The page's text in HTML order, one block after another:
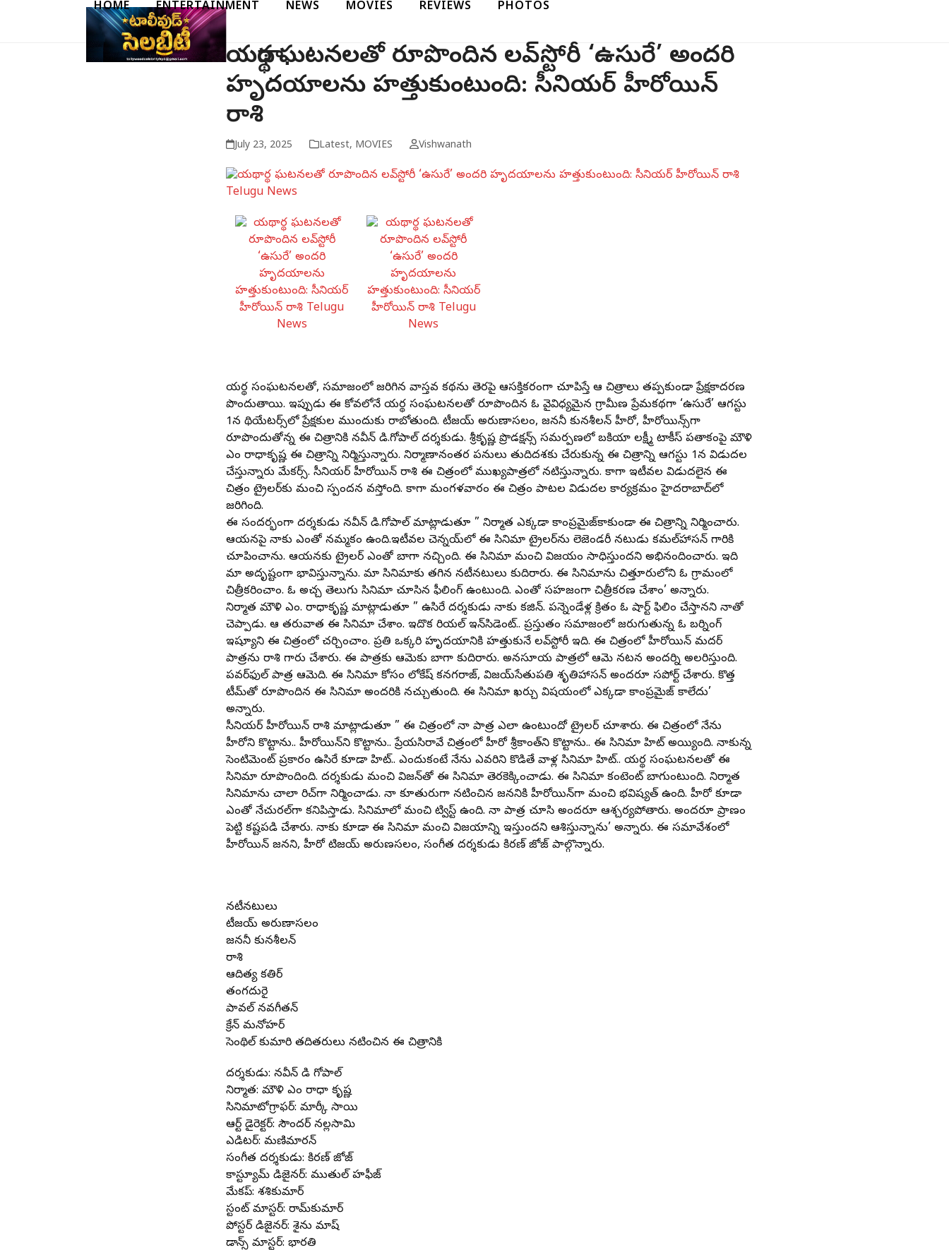
HOME ENTERTAINMENT NEWS MOVIES REVIEWS PHOTOS
యథార్థ ఘటనలతో రూపొందిన లవ్‌స్టోరీ ‘ఉసురే’ అందరి
హృదయాలను హత్తుకుంటుంది: సీనియర్‌ హీరోయిన్‌
రాశి
July 23, 2025 Latest, MOVIES Vishwanath
యదార్థ సంఘటనలతో, సమాజంలో జరిగిన వాస్తవ కథను తెరపై ఆసక్తికరంగా చూపిస్తే ఆ చిత్రాలు తప్పకుండా ప్రేక్షకాదరణ
పొందుతాయి. ఇప్పుడు ఈ కోవలోనే యదార్థ సంఘటనలతో రూపొందిన ఓ వైవిధ్యమైన గ్రామీణ ప్రేమకథగా ‘ఉసురే’ ఆగస్టు
1న థియేటర్స్‌లో ప్రేక్షకుల ముందుకు రాబోతుంది. టీజయ్‌ అరుణాసలం, జననీ కునశీలన్‌ హీరో, హీరోయిన్స్‌గా
రూపొందుతోన్న ఈ చిత్రానికి నవీన్‌ డి.గోపాల్‌ దర్శకుడు. శ్రీకృష్ణ ప్రొడక్షన్స్‌ సమర్పణలో బకియా లక్ష్మీ టాకీస్‌ పతాకంపై మౌళి
ఎం రాధాకృష్ణ ఈ చిత్రాన్ని నిర్మిస్తున్నారు. నిర్మాణానంతర పనులు తుదిదశకు చేరుకున్న ఈ చిత్రాన్ని ఆగస్టు 1న విడుదల
చేస్తున్నారు మేకర్స్‌. సీనియర్‌ హీరోయిన్‌ రాశి ఈ చిత్రంలో ముఖ్యపాత్రలో నటిస్తున్నారు. కాగా ఇటీవల విడుదలైన ఈ
చిత్రం ట్రైలర్‌కు మంచి స్పందన వస్తోంది. కాగా మంగళవారం ఈ చిత్రం పాటల విడుదల కార్యక్రమం హైదరాబాద్‌లో
జరిగింది.
ఈ సందర్భంగా దర్శకుడు నవీన్‌ డి.గోపాల్‌ మాట్లాడుతూ ” నిర్మాత ఎక్కడా కాంప్రమైజ్‌కాకుండా ఈ చిత్రాన్ని నిర్మించారు.
ఆయనపై నాకు ఎంతో నమ్మకం ఉంది.ఇటీవల చెన్నయ్‌లో ఈ సినిమా ట్రైలర్‌ను లెజెండరీ నటుడు కమల్‌హాసన్‌ గారికి
చూపించాను. ఆయనకు ట్రైలర్‌ ఎంతో బాగా నచ్చింది. ఈ సినిమా మంచి విజయం సాధిస్తుందని అభినందించారు. ఇది
మా అదృష్టంగా భావిస్తున్నాను. మా సినిమాకు తగిన నటీనటులు కుదిరారు. ఈ సినిమాను చిత్తూరులోని ఓ గ్రామంలో
చిత్రీకరించాం. ఓ అచ్చ తెలుగు సినిమా చూసిన ఫీలింగ్‌ ఉంటుంది. ఎంతో సహజంగా చిత్రీకరణ చేశాం’ అన్నారు.
నిర్మాత మౌళి ఎం. రాధాకృష్ణ మాట్లాడుతూ ” ఉసిరే దర్శకుడు నాకు కజిన్‌. పన్నెండేళ్ల క్రితం ఓ షార్ట్‌ ఫిలిం చేస్తానని నాతో
చెప్పాడు. ఆ తరువాత ఈ సినిమా చేశాం. ఇదొక రియల్‌ ఇన్‌సిడెంట్‌.. ప్రస్తుతం సమాజంలో జరుగుతున్న ఓ బర్నింగ్‌
ఇష్యూని ఈ చిత్రంలో చర్చించాం. ప్రతి ఒక్కరి హృదయానికి హత్తుకునే లవ్‌స్టోరీ ఇది. ఈ చిత్రంలో హీరోయిన్‌ మదర్‌
పాత్రను రాశి గారు చేశారు. ఈ పాత్రకు ఆమెకు బాగా కుదిరారు. అనసూయ పాత్రలో ఆమె నటన అందర్ని అలరిస్తుంది.
పవర్‌ఫుల్‌ పాత్ర ఆమెది. ఈ సినిమా కోసం లోకేష్‌ కనగరాజ్‌, విజయ్‌సేతుపతి శృతిహాసన్‌ అందరూ సపోర్ట్‌ చేశారు. కొత్త
టీమ్‌తో రూపొందిన ఈ సినిమా అందరికి నచ్చుతుంది. ఈ సినిమా ఖర్చు విషయంలో ఎక్కడా కాంప్రమైజ్‌ కాలేదు’
అన్నారు.
సీనియర్‌ హీరోయిన్‌ రాశి మాట్లాడుతూ ” ఈ చిత్రంలో నా పాత్ర ఎలా ఉంటుందో ట్రైలర్‌ చూశారు. ఈ చిత్రంలో నేను
హీరోని కొట్టాను.. హీరోయిన్‌ని కొట్టాను.. ప్రేయసిరావే చిత్రంలో హీరో శ్రీకాంత్‌ని కొట్టాను.. ఈ సినిమా హిట్‌ అయ్యింది. నాకున్న
సెంటిమెంట్‌ ప్రకారం ఉసిరే కూడా హిట్‌.. ఎందుకంటే నేను ఎవరిని కొడితే వాళ్ల సినిమా హిట్‌.. యదార్థ సంఘటనలతో ఈ
సినిమా రూపొందింది. దర్శకుడు మంచి విజన్‌తో ఈ సినిమా తెరకెక్కించాడు. ఈ సినిమా కంటెంట్‌ బాగుంటుంది. నిర్మాత
సినిమాను చాలా రిచ్‌గా నిర్మించాడు. నా కూతురుగా నటించిన జననికి హీరోయిన్‌గా మంచి భవిష్యత్‌ ఉంది. హీరో కూడా
ఎంతో నేచురల్‌గా కనిపిస్తాడు. సినిమాలో మంచి ట్విస్ట్‌ ఉంది. నా పాత్ర చూసి అందరూ ఆశ్చర్యపోతారు. అందరూ ప్రాణం
పెట్టి కష్టపడి చేశారు. నాకు కూడా ఈ సినిమా మంచి విజయాన్ని ఇస్తుందని ఆశిస్తున్నాను’ అన్నారు. ఈ సమావేశంలో
హీరోయిన్‌ జనని, హీరో టిజయ్‌ అరుణసలం, సంగీత దర్శకుడు కిరణ్‌ జోజ్‌ పాల్గొన్నారు.
నటీనటులు
టీజయ్ అరుణాసలం
జననీ కునశీలన్
రాశి
ఆదిత్య కతిర్
తంగదురై
పావల్ నవగీతన్
క్రేన్ మనోహర్
సెంథిల్ కుమారి తదితరులు నటించిన ఈ చిత్రానికి
దర్శకుడు: నవీన్ డి గోపాల్
నిర్మాత: మౌళి ఎం రాధా కృష్ణ
సినిమాటోగ్రాఫర్: మార్కీ సాయి
ఆర్ట్ డైరెక్టర్: సౌందర్ నల్లసామి
ఎడిటర్: మణిమారన్
సంగీత దర్శకుడు: కిరణ్ జోజ్
కాస్ట్యూమ్ డిజైనర్: ముతుల్ హఫీజ్
మేకప్: శశికుమార్
స్టంట్ మాస్టర్: రామ్‌కుమార్
పోస్టర్ డిజైనర్: శైను మాష్
డాన్స్ మాస్టర్: భారతి